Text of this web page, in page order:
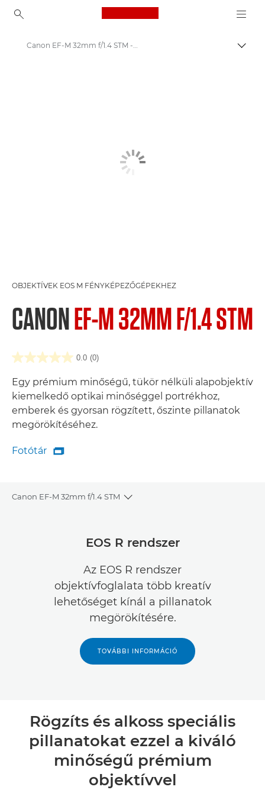
Canon Logo, back to
Canon EF-M 32mm f/1.4 STM - Lenses - Camera & Photo lenses
OBJEKTÍVEK EOS M FÉNYKÉPEZŐGÉPEKHEZ
CANONEF-M 32MM F/1.4 STM
0.0 (0)
Egy prémium minőségű, tükör nélküli alapobjektív
kiemelkedő optikai minőséggel portrékhoz,
emberek és gyorsan rögzített, őszinte pillanatok
megörökítéséhez.
Fotótár
Fotótár

Canon EF-M 32mm f/1.4 STM
Toggle breadcrumbs
Értékelések
EOS R rendszer
Az EOS R rendszer
objektívfoglalata több kreatív
lehetőséget kínál a pillanatok
megörökítésére.
TOVÁBBI INFORMÁCIÓ
Rögzíts és alkoss speciális
pillanatokat ezzel a kiváló
minőségű prémium
objektívvel